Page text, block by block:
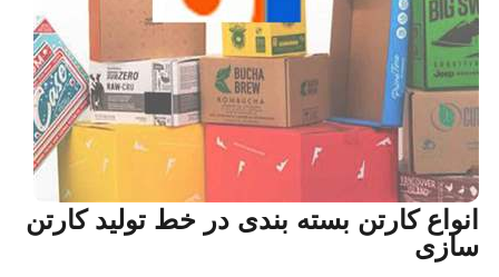
انواع کارتن بسته بندی در خط تولید کارتن
سازی